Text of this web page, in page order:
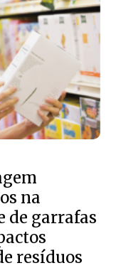
na
de garrafas
resíduos